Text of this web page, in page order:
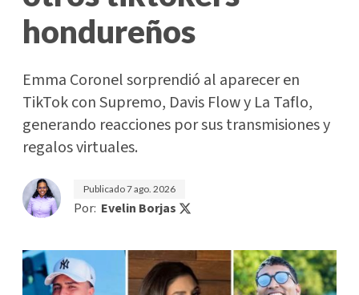
hondureños
Emma Coronel sorprendió al aparecer en
TikTok con Supremo, Davis Flow y La Taflo,
generando reacciones por sus transmisiones y
regalos virtuales.
Publicado7 ago. 2026
Por: Evelin Borjas